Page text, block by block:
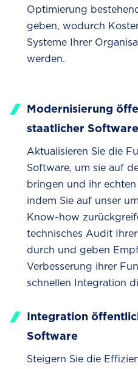
Optimierung
geben, wodurch
Systeme Ihrer
werden.
Modernisierung
staatlicher Software
Aktualisieren Sie die
Software, um sie auf
bringen und ihr
indem Sie auf unser
Know-how
technisches Audit
durch und geben
Verbesserung ihrer
schnellen Integration
Integration
Software
Steigern Sie die